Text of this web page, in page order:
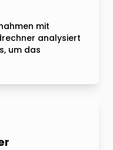
mit
analysiert
um das